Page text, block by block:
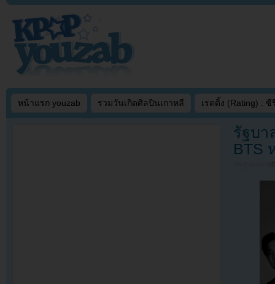
หน้าแรก youzab รวมวันเกิดศิลปินเกาหลี เรตติ้ง (Rating) : ซี
รัฐบ
BTS